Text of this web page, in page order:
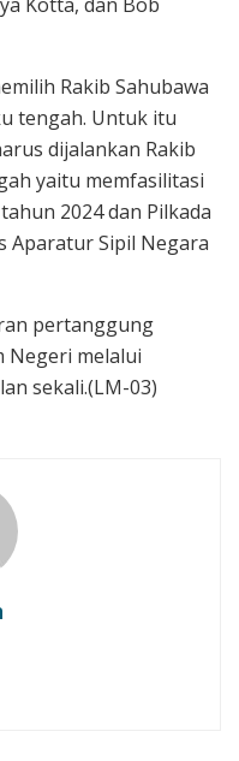
Kotta, dan Bob
Rakib Sahubawa
tengah. Untuk itu
dijalankan Rakib
yaitu memfasilitasi
2024 dan Pilkada
Aparatur Sipil Negara
pertanggung
Negeri melalui
sekali.(LM-03)